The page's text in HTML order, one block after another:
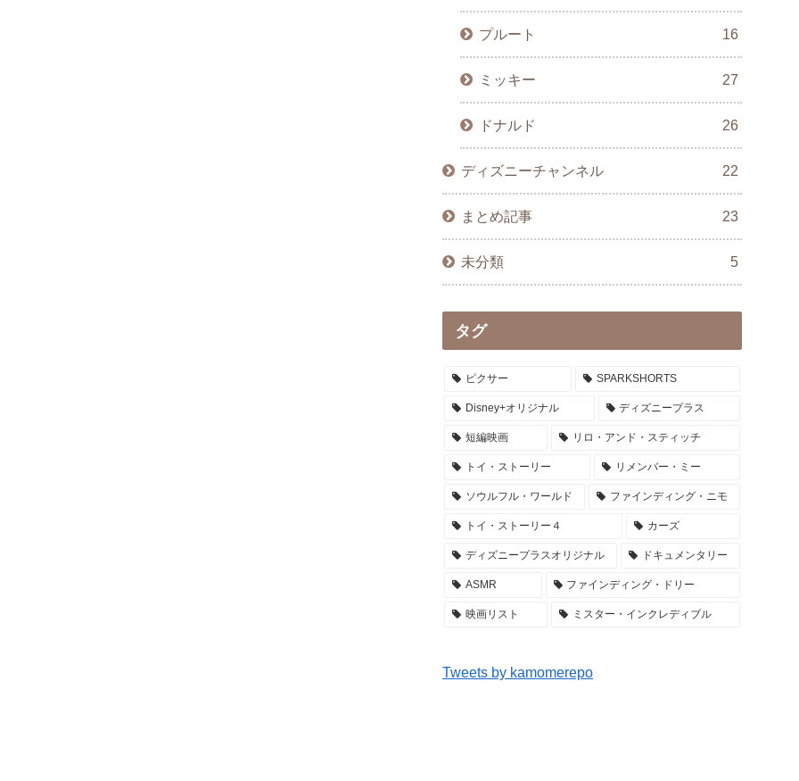
プルート 16
ミッキー 27
ドナルド 26
ディズニーチャンネル 22
まとめ記事 23
未分類 5
タグ
ピクサー SPARKSHORTS
Disney+オリジナル ディズニープラス
短編映画 リロ・アンド・スティッチ
トイ・ストーリー リメンバー・ミー
ソウルフル・ワールド ファインディング・ニモ
トイ・ストーリー４ カーズ
ディズニープラスオリジナル ドキュメンタリー
ASMR ファインディング・ドリー
映画リスト ミスター・インクレディブル
Tweets by kamomerepo